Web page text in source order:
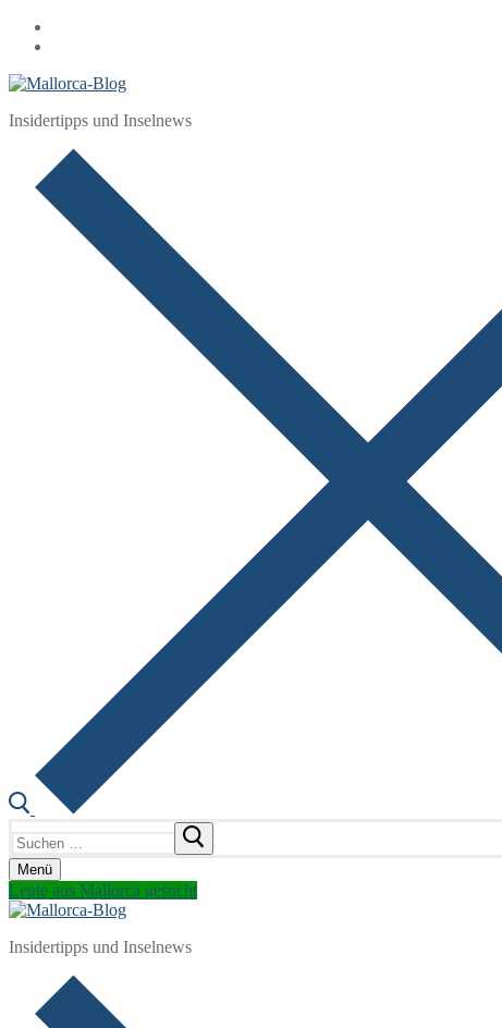
Zum
Inhalt
Menü
Schließen
Insidertipps und Inselnews
nach:
Menü
Leute aus Mallorca gesucht
Insidertipps und Inselnews